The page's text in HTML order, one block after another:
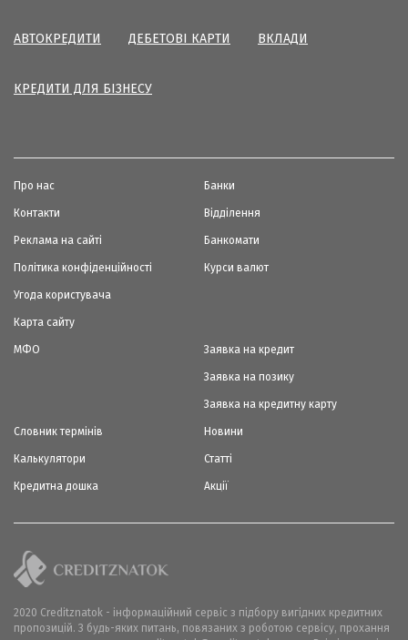
АВТОКРЕДИТИ ДЕБЕТОВІ КАРТИ ВКЛАДИ
КРЕДИТИ ДЛЯ БІЗНЕСУ
Про нас
Контакти
Реклама на сайті
Політика конфіденційності
Угода користувача
Карта сайту
Банки
Відділення
Банкомати
Курси валют
МФО Заявка на кредит
Заявка на позику
Заявка на кредитну карту
Словник термінів
Калькулятори
Кредитна дошка
Новини
Статті
Акції
2020 Creditznatok - інформаційний сервіс з підбору вигідних кредитних
пропозицій. З будь-яких питань, повязаних з роботою сервісу, прохання